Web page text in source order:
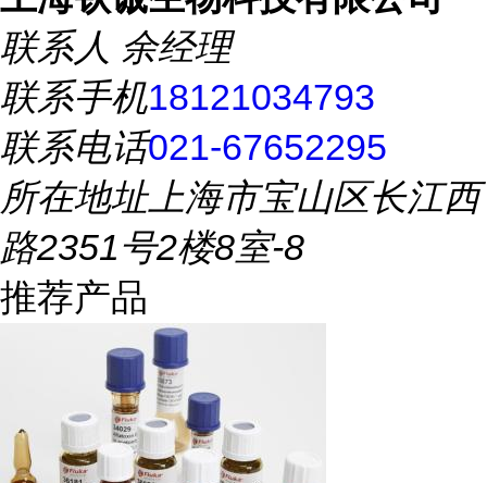
联系人 余经理
联系手机18121034793
联系电话021-67652295
所在地址上海市宝山区长江西
路2351号2楼8室-8
推荐产品